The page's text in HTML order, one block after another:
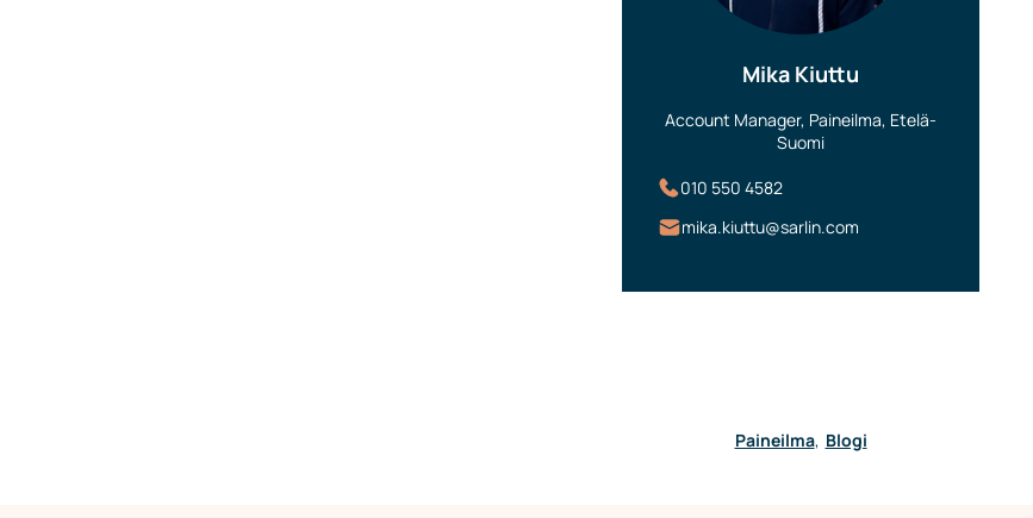
Mika Kiuttu
Account Manager, Paineilma, Etelä-
Suomi
010 550 4582
mika.kiuttu@sarlin.com
Paineilma, Blogi